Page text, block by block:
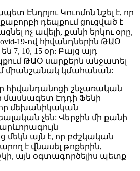
Էնդրյու Կուոմոն նշել է, որ
դեպքում ցուցված է
ոչ ավելի, քանի երկու օրը,
19-ով հիվանդներին ԹԱՕ
7, 10, 15 օր: Բայց այդ
ԹԱՕ սարքերն անջատել
միանշանակ կմահանան:
հիվանդանոցի շնչառական
մասնագետ Էդդի Ֆենի
որ մեխանիկական
չեն: Վերջին մի քանի
մեկն այն է, որ բժշկական
է վնասել թոքերին,
այն օգտագործելիս պետք